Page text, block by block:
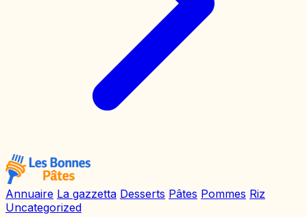
Annuaire La gazzetta Desserts Pâtes Pommes Riz
Uncategorized